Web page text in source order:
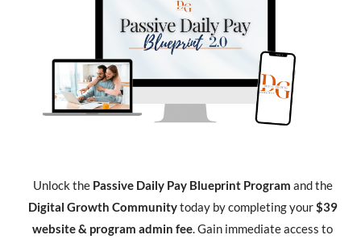
Unlock the Passive Daily Pay Blueprint Program and the
Digital Growth Communitytoday by completing your$39
website & program admin fee. Gain immediate access to